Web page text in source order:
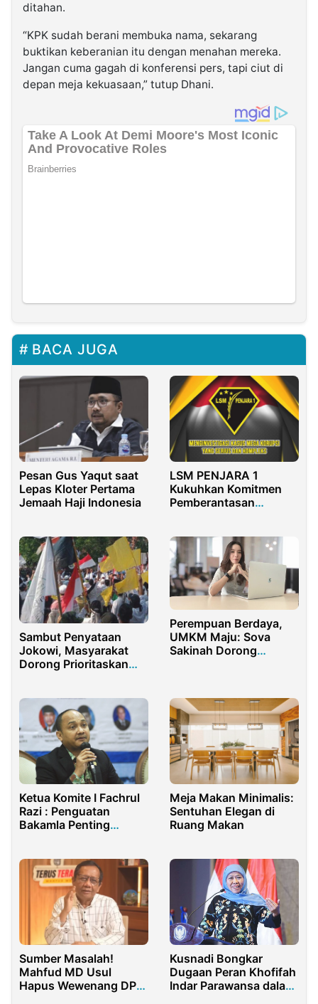
ditahan.
“KPK sudah berani membuka nama, sekarang
buktikan keberanian itu dengan menahan mereka.
Jangan cuma gagah di konferensi pers, tapi ciut di
depan meja kekuasaan,” tutup Dhani.
BACA JUGA
Pesan Gus Yaqut saat
Lepas Kloter Pertama
Jemaah Haji Indonesia
LSM PENJARA 1
Kukuhkan Komitmen
Pemberantasan
Mega Korupsi yang
Serius dan Kompleks
Sambut Penyataan
Jokowi, Masyarakat
Dorong Prioritaskan
Perempuan Berdaya,
UMKM Maju: Sova
Sakinah Dorong
Ketua Komite I Fachrul
Razi : Penguatan
Bakamla Penting
Meja Makan Minimalis:
Sentuhan Elegan di
Ruang Makan
Sumber Masalah!
Mahfud MD Usul
Hapus Wewenang DPR
Kusnadi Bongkar
Dugaan Peran Khofifah
Indar Parawansa dalam